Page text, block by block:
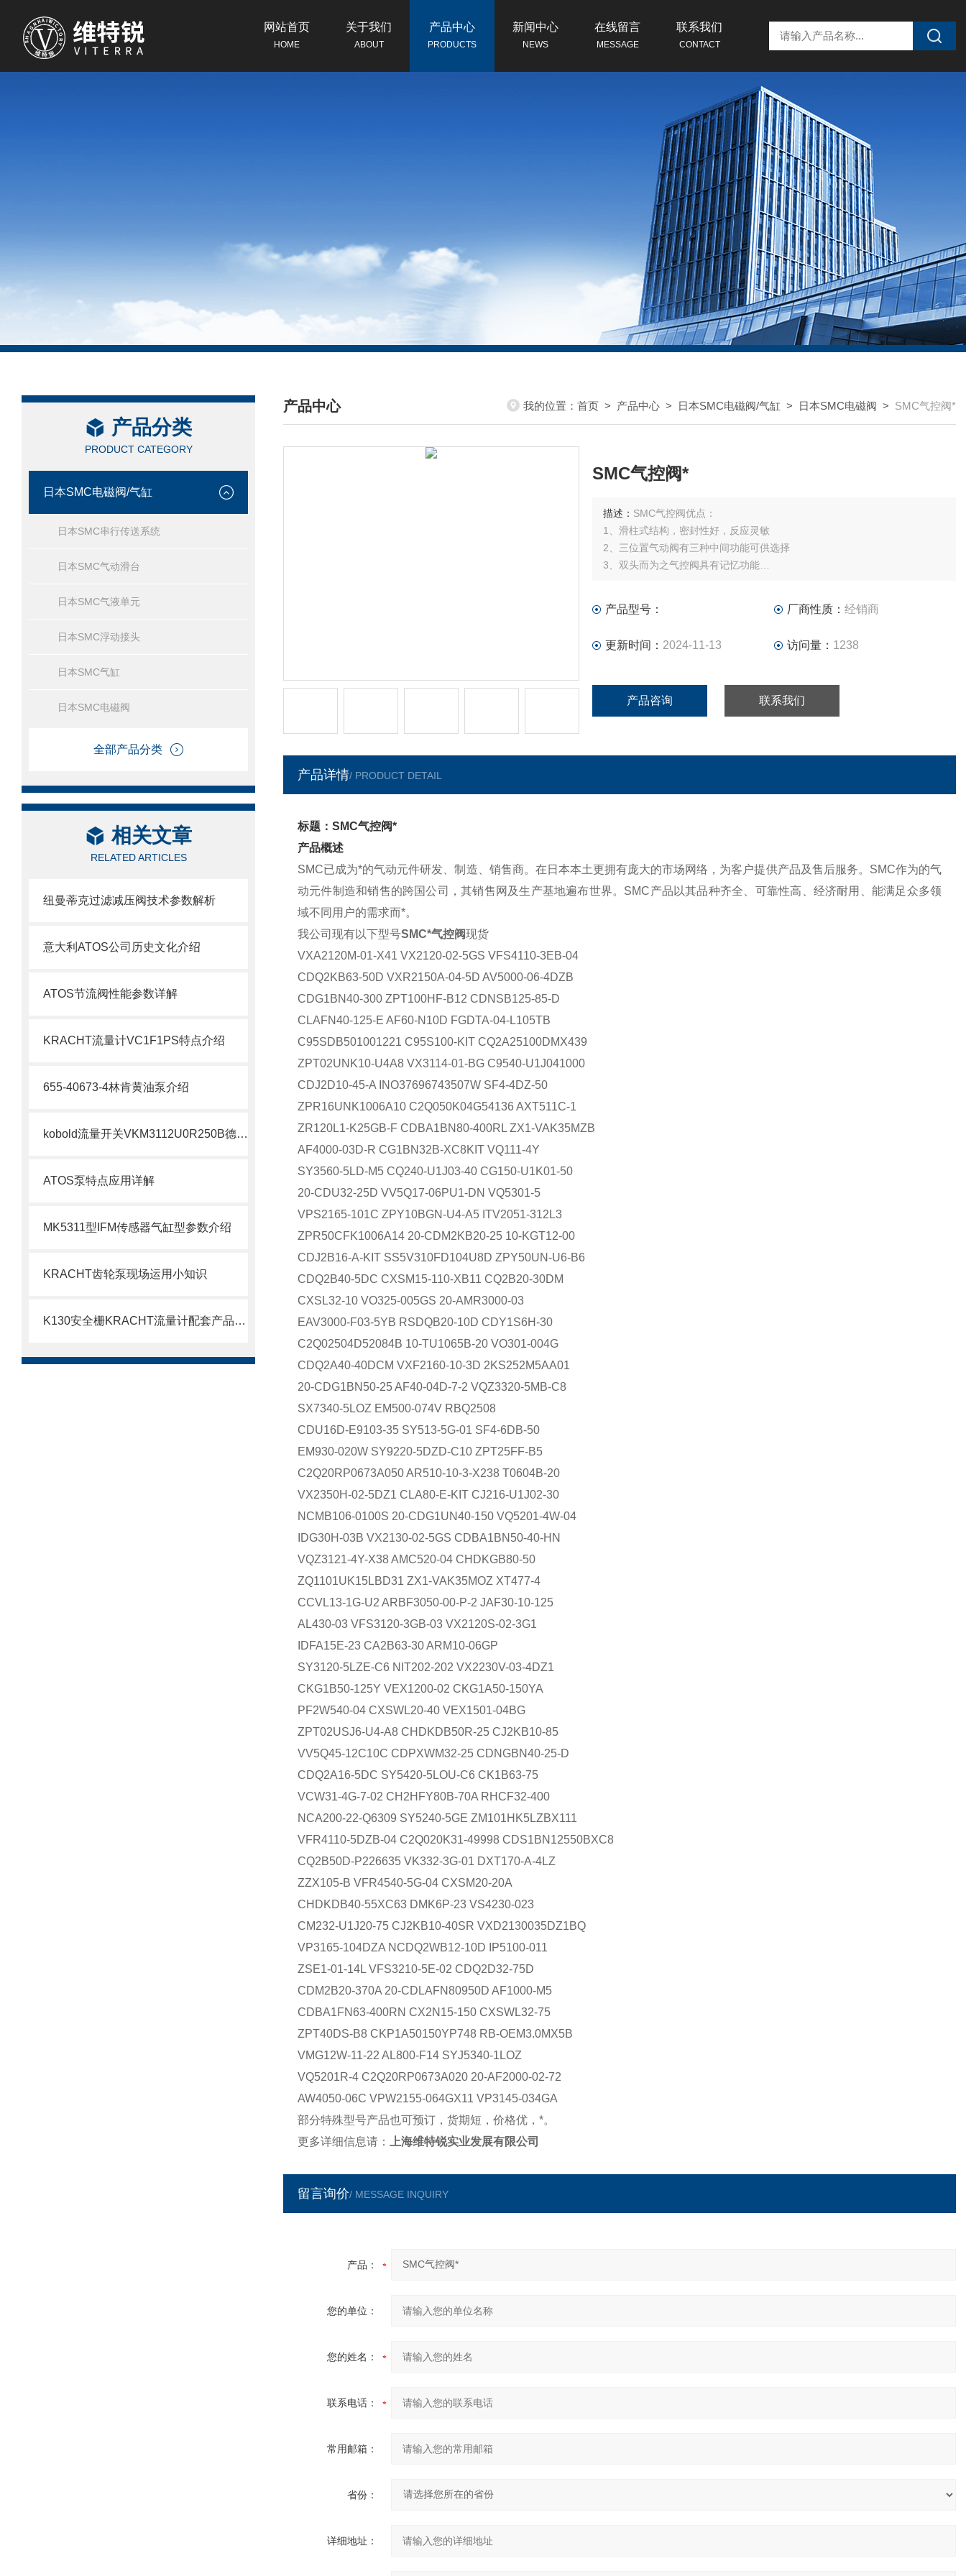
网站首页
HOME
关于我们
ABOUT
产品中心
PRODUCTS
新闻中心
NEWS
在线留言
MESSAGE
联系我们
CONTACT
产品分类
PRODUCT CATEGORY
日本SMC电磁阀/气缸
日本SMC串行传送系统
日本SMC气动滑台
日本SMC气液单元
日本SMC浮动接头
日本SMC气缸
日本SMC电磁阀
全部产品分类
相关文章
RELATED ARTICLES
纽曼蒂克过滤减压阀技术参数解析
意大利ATOS公司历史文化介绍
ATOS节流阀性能参数详解
KRACHT流量计VC1F1PS特点介绍
655-40673-4林肯黄油泵介绍
kobold流量开关VKM3112U0R250B德国采购
ATOS泵特点应用详解
MK5311型IFM传感器气缸型参数介绍
KRACHT齿轮泵现场运用小知识
K130安全栅KRACHT流量计配套产品介绍
产品中心
/ PRODUCTS CENTER
我的位置： 首页 > 产品中心 > 日本SMC电磁阀/气缸 > 日本SMC电磁阀 > SMC气控阀*
SMC气控阀*
描述： SMC气控阀优点：
1、滑柱式结构，密封性好，反应灵敏
2、三位置气动阀有三种中间功能可供选择
3、双头而为之气控阀具有记忆功能
6、可与底座集成阀组，节省安装控件
产品型号： 厂商性质： 经销商
更新时间： 2024-11-13 访问量： 1238
产品咨询 联系我们
产品详情/ PRODUCT DETAIL
标题：SMC气控阀*
产品概述
SMC已成为*的气动元件研发、制造、销售商。在日本本土更拥有庞大的市场网络，为客户提供产品及售后服务。SMC作为的气
动元件制造和销售的跨国公司，其销售网及生产基地遍布世界。SMC产品以其品种齐全、可靠性高、经济耐用、能满足众多领
域不同用户的需求而*。
我公司现有以下型号SMC*气控阀现货
VXA2120M-01-X41 VX2120-02-5GS VFS4110-3EB-04
CDQ2KB63-50D VXR2150A-04-5D AV5000-06-4DZB
CDG1BN40-300 ZPT100HF-B12 CDNSB125-85-D
CLAFN40-125-E AF60-N10D FGDTA-04-L105TB
C95SDB501001221 C95S100-KIT CQ2A25100DMX439
ZPT02UNK10-U4A8 VX3114-01-BG C9540-U1J041000
CDJ2D10-45-A INO37696743507W SF4-4DZ-50
ZPR16UNK1006A10 C2Q050K04G54136 AXT511C-1
ZR120L1-K25GB-F CDBA1BN80-400RL ZX1-VAK35MZB
AF4000-03D-R CG1BN32B-XC8KIT VQ111-4Y
SY3560-5LD-M5 CQ240-U1J03-40 CG150-U1K01-50
20-CDU32-25D VV5Q17-06PU1-DN VQ5301-5
VPS2165-101C ZPY10BGN-U4-A5 ITV2051-312L3
ZPR50CFK1006A14 20-CDM2KB20-25 10-KGT12-00
CDJ2B16-A-KIT SS5V310FD104U8D ZPY50UN-U6-B6
CDQ2B40-5DC CXSM15-110-XB11 CQ2B20-30DM
CXSL32-10 VO325-005GS 20-AMR3000-03
EAV3000-F03-5YB RSDQB20-10D CDY1S6H-30
C2Q02504D52084B 10-TU1065B-20 VO301-004G
CDQ2A40-40DCM VXF2160-10-3D 2KS252M5AA01
20-CDG1BN50-25 AF40-04D-7-2 VQZ3320-5MB-C8
SX7340-5LOZ EM500-074V RBQ2508
CDU16D-E9103-35 SY513-5G-01 SF4-6DB-50
EM930-020W SY9220-5DZD-C10 ZPT25FF-B5
C2Q20RP0673A050 AR510-10-3-X238 T0604B-20
VX2350H-02-5DZ1 CLA80-E-KIT CJ216-U1J02-30
NCMB106-0100S 20-CDG1UN40-150 VQ5201-4W-04
IDG30H-03B VX2130-02-5GS CDBA1BN50-40-HN
VQZ3121-4Y-X38 AMC520-04 CHDKGB80-50
ZQ1101UK15LBD31 ZX1-VAK35MOZ XT477-4
CCVL13-1G-U2 ARBF3050-00-P-2 JAF30-10-125
AL430-03 VFS3120-3GB-03 VX2120S-02-3G1
IDFA15E-23 CA2B63-30 ARM10-06GP
SY3120-5LZE-C6 NIT202-202 VX2230V-03-4DZ1
CKG1B50-125Y VEX1200-02 CKG1A50-150YA
PF2W540-04 CXSWL20-40 VEX1501-04BG
ZPT02USJ6-U4-A8 CHDKDB50R-25 CJ2KB10-85
VV5Q45-12C10C CDPXWM32-25 CDNGBN40-25-D
CDQ2A16-5DC SY5420-5LOU-C6 CK1B63-75
VCW31-4G-7-02 CH2HFY80B-70A RHCF32-400
NCA200-22-Q6309 SY5240-5GE ZM101HK5LZBX111
VFR4110-5DZB-04 C2Q020K31-49998 CDS1BN12550BXC8
CQ2B50D-P226635 VK332-3G-01 DXT170-A-4LZ
ZZX105-B VFR4540-5G-04 CXSM20-20A
CHDKDB40-55XC63 DMK6P-23 VS4230-023
CM232-U1J20-75 CJ2KB10-40SR VXD2130035DZ1BQ
VP3165-104DZA NCDQ2WB12-10D IP5100-011
ZSE1-01-14L VFS3210-5E-02 CDQ2D32-75D
CDM2B20-370A 20-CDLAFN80950D AF1000-M5
CDBA1FN63-400RN CX2N15-150 CXSWL32-75
ZPT40DS-B8 CKP1A50150YP748 RB-OEM3.0MX5B
VMG12W-11-22 AL800-F14 SYJ5340-1LOZ
VQ5201R-4 C2Q20RP0673A020 20-AF2000-02-72
AW4050-06C VPW2155-064GX11 VP3145-034GA
部分特殊型号产品也可预订，货期短，价格优，*。
更多详细信息请：
上海维特锐实业发展有限公司
留言询价/ MESSAGE INQUIRY
产品：
您的单位：
您的姓名：
联系电话：
常用邮箱：
省份：
详细地址：